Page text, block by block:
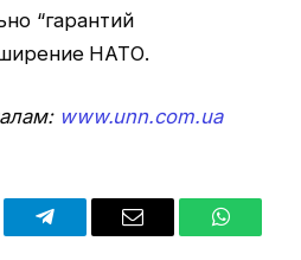
“гарантий
НАТО.
www.unn.com.ua
Telegram Email WhatsApp